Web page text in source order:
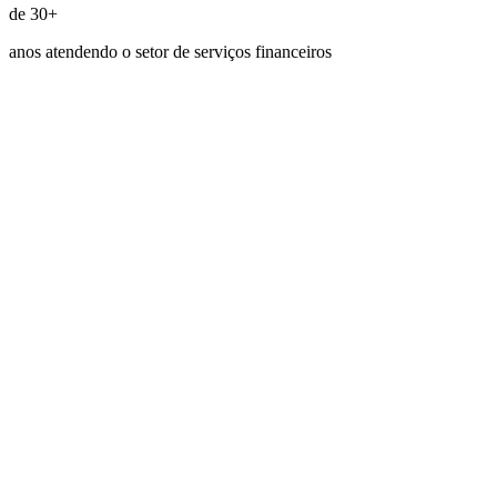
de 30+
anos atendendo o setor de serviços financeiros